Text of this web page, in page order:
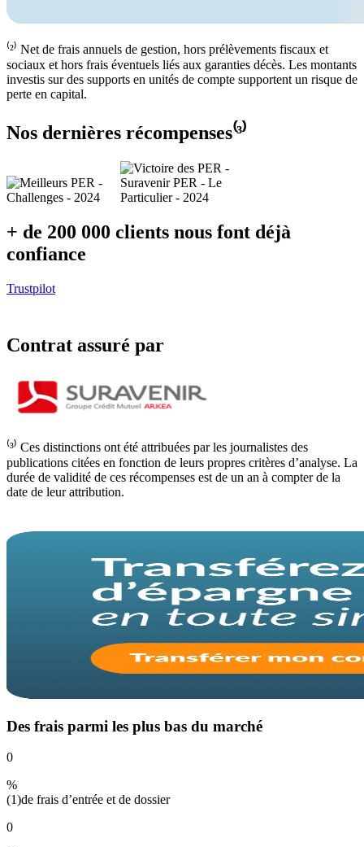
⁽²⁾ Net de frais annuels de gestion, hors prélèvements fiscaux et
sociaux et hors frais éventuels liés aux garanties décès. Les montants
investis sur des supports en unités de compte supportent un risque de
perte en capital.
Nos dernières récompenses⁽³⁾
+ de 200 000 clients nous font déjà
confiance
Trustpilot
Contrat assuré par
⁽³⁾ Ces distinctions ont été attribuées par les journalistes des
publications citées en fonction de leurs propres critères d’analyse. La
durée de validité de ces récompenses est de un an à compter de la
date de leur attribution.
Des frais parmi les plus bas du marché
0
%
(1)de frais d’entrée et de dossier
0